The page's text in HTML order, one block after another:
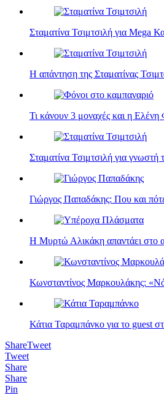
Σταματίνα Τσιμτσιλή για
Η απάντηση της Σταματίνας
Τι κάνουν 3 μοναχές και η
Σταματίνα Τσιμτσιλή για
Γιώργος Παπαδάκης: Που και
Η Μυρτώ Αλικάκη απαντάει
Κωνσταντίνος Μαρκουλάκης:
Κάτια Ταραμπάνκο για το guest
ShareTweet
Tweet
Share
Share
Pin